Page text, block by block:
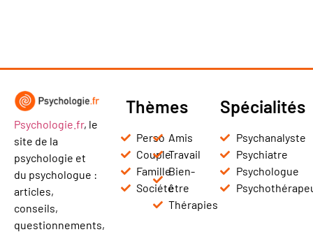
Psychologie.fr, le
site de la
psychologie et
du psychologue :
articles,
conseils,
questionnements,
Thèmes
Perso
Couple
Famille
Société
Amis
Travail
Bien-
être
Thérapies
Spécialités
Psychanalyste
Psychiatre
Psychologue